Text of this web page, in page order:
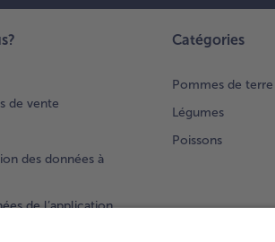
de vente
des données à
de l’application
Catégories
Pommes de terre
Légumes
Poissons